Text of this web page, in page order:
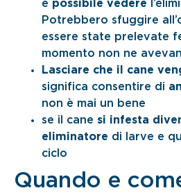
è possibile vedere
Potrebbero sfuggire
essere state prelevate
momento non ne
Lasciare che il cane
significa consentire di
non è mai un bene
se il cane si infesta
eliminatore di larve e
ciclo
Quando e